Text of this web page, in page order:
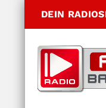
DEIN